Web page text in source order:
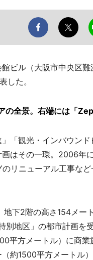
ビル（大阪市中央区
した。
の全景。右端には「
「観光・インバウン
はその一環。2006年
リニューアル工事な
下2階の高さ154メー
別地区」の都市計画を
平方メートル）に商
約1500平方メートル